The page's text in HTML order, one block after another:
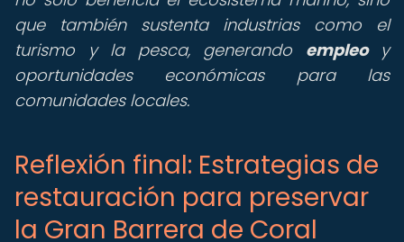
que también sustenta industrias como el
turismo y la pesca, generando empleoy
oportunidades económicas para las
comunidades locales.
Reflexión final: Estrategias de
restauración para preservar
la Gran Barrera de Coral